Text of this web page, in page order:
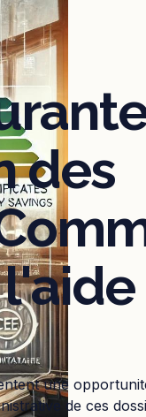
des
une
de ces